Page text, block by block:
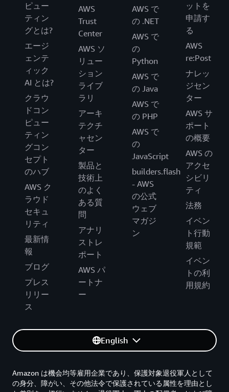
ピュー
ティン
グとは?
エージ
ェンテ
ィック
AI とは?
クラウ
ドコン
ピュー
ティン
グコン
セプト
のハブ
AWS ク
ラウド
セキュ
リティ
最新情
報
ブログ
プレス
リリー
ス
AWS
Trust
Center
AWS ソ
リュー
ション
ライブ
ラリ
アーキ
テクチ
ャセン
ター
製品と
技術上
のよく
ある質
問
アナリ
ストレ
ポート
AWS パ
ートナ
ー
AWS で
の .NET
AWS で
の
Python
AWS で
の Java
AWS で
の PHP
AWS で
の
JavaScript
builders.flash
- AWS
の公式
ウェブ
マガジ
ン
ットを
申請す
る
AWS
re:Post
ナレッ
ジセン
ター
AWS サ
ポート
の概要
AWS の
アクセ
シビリ
ティ
法務
イベン
ト行動
規範
イベン
トの利
用規約
English
Amazon は機会均等雇用企業であり、保護対象退役軍人として
の身分、障がい、その他法令で保護されている属性を理由とし